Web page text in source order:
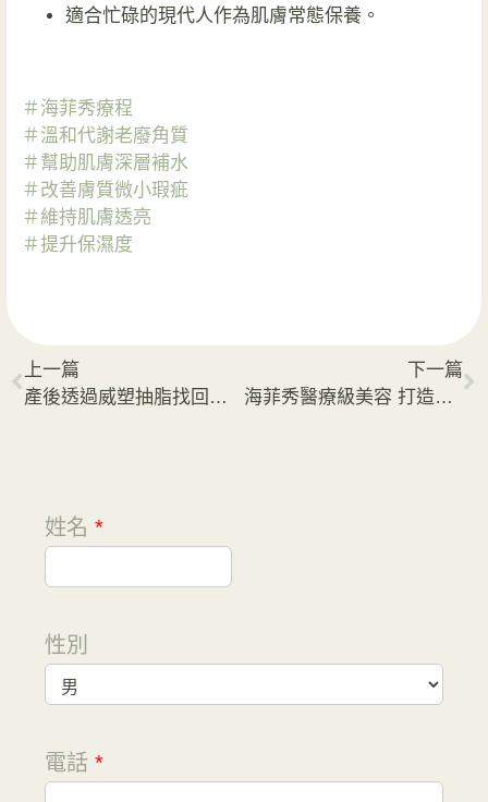
適合忙碌的現代人作為肌膚常態保養。
＃海菲秀療程
＃溫和代謝老廢角質
＃幫助肌膚深層補水
＃改善膚質微小瑕疵
＃維持肌膚透亮
＃提升保濕度
上一篇
產後透過威塑抽脂找回自信身材
下一篇
海菲秀醫療級美容 打造上鏡美肌
姓名 *
性別
電話 *